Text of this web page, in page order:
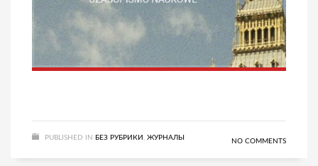
PUBLISHED IN БЕЗ РУБРИКИ , ЖУРНАЛЫ NO COMMENTS